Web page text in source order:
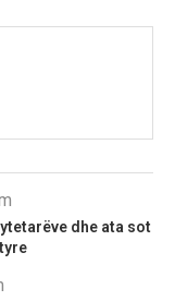
dhe ata sot